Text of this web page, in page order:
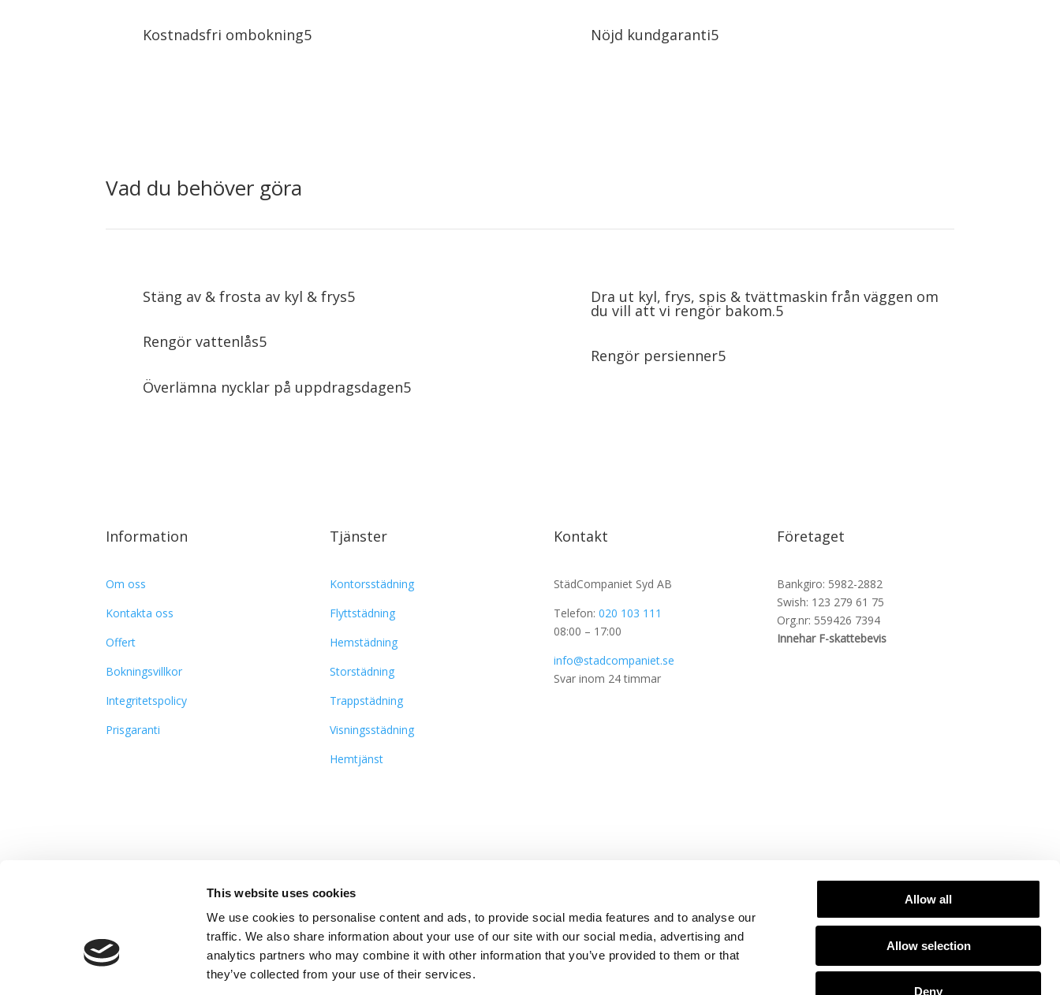
This website uses cookies
We use cookies to personalise content and ads, to provide social media features and to analyse our
traffic. We also share information about your use of our site with our social media, advertising and
analytics partners who may combine it with other information that you’ve provided to them or that
they’ve collected from your use of their services.
Allow all
Allow selection
Deny
Kostnadsfri ombokning Nöjd kundgaranti
Vad du behöver göra
Stäng av & frosta av kyl & frys
Rengör vattenlås
Överlämna nycklar på uppdragsdagen
Dra ut kyl, frys, spis & tvättmaskin från väggen om
du vill att vi rengör bakom.
Rengör persienner
Information
Om oss
Kontakta oss
Offert
Bokningsvillkor
Integritetspolicy
Prisgaranti
Tjänster
Kontorsstädning
Flyttstädning
Hemstädning
Storstädning
Trappstädning
Visningsstädning
Hemtjänst
Kontakt
StädCompaniet Syd AB
Telefon: 020 103 111
08:00 – 17:00
info@stadcompaniet.se
Svar inom 24 timmar
Företaget
Bankgiro: 5982-2882
Swish: 123 279 61 75
Org.nr: 559426 7394
Innehar F-skattebevis